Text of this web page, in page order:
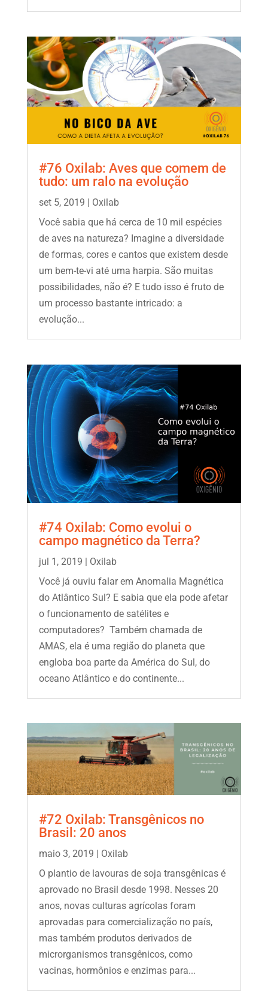
#76 Oxilab: Aves que comem de
tudo: um ralo na evolução
set 5, 2019
Oxilab
Você sabia que há cerca de 10 mil espécies
de aves na natureza? Imagine a diversidade
de formas, cores e cantos que existem desde
um bem-te-vi até uma harpia. São muitas
possibilidades, não é? E tudo isso é fruto de
um processo bastante intricado: a
evolução...
#74 Oxilab: Como evolui o
campo magnético da Terra?
jul 1, 2019 | Oxilab
Você já ouviu falar em Anomalia Magnética
do Atlântico Sul? E sabia que ela pode afetar
o funcionamento de satélites e
computadores? Também chamada de
AMAS, ela é uma região do planeta que
engloba boa parte da América do Sul, do
oceano Atlântico e do continente...
#72 Oxilab: Transgênicos no
Brasil: 20 anos
maio 3, 2019 | Oxilab
O plantio de lavouras de soja transgênicas é
aprovado no Brasil desde 1998. Nesses 20
anos, novas culturas agrícolas foram
aprovadas para comercialização no país,
mas também produtos derivados de
microrganismos transgênicos, como
vacinas, hormônios e enzimas para...